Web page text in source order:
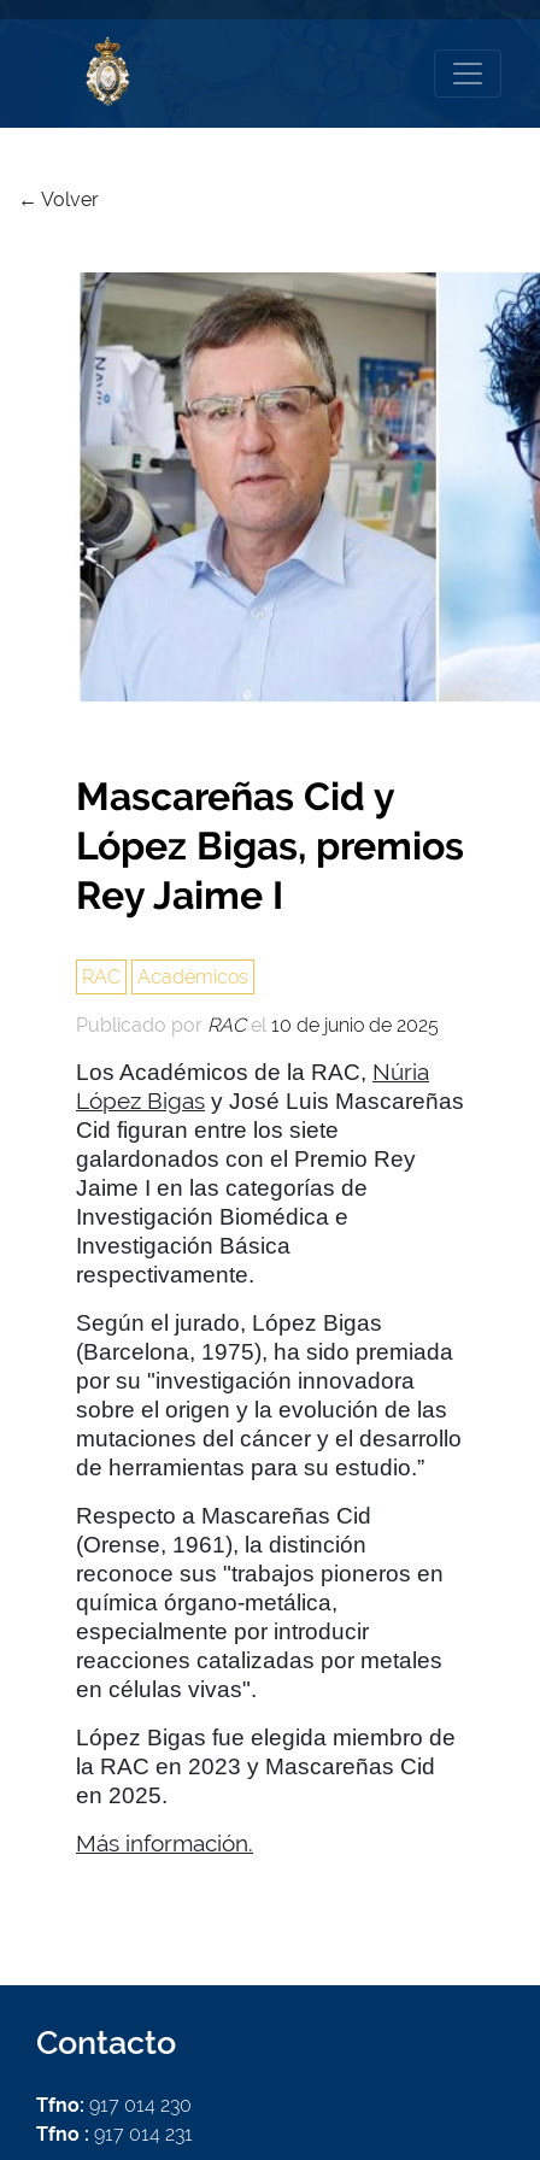
← Volver
Mascareñas Cid y
López Bigas, premios
Rey Jaime I
RAC Académicos
Publicado por RACel 10 de junio de 2025
Los Académicos de la RAC, Núria
López Bigas y José Luis Mascareñas
Cid figuran entre los siete
galardonados con el Premio Rey
Jaime I en las categorías de
Investigación Biomédica e
Investigación Básica
respectivamente.
Según el jurado, López Bigas
(Barcelona, 1975), ha sido premiada
por su "investigación innovadora
sobre el origen y la evolución de las
mutaciones del cáncer y el desarrollo
de herramientas para su estudio.”
Respecto a Mascareñas Cid
(Orense, 1961), la distinción
reconoce sus "trabajos pioneros en
química órgano-metálica,
especialmente por introducir
reacciones catalizadas por metales
en células vivas".
López Bigas fue elegida miembro de
la RAC en 2023 y Mascareñas Cid
en 2025.
Más información.
Contacto
Tfno: 917 014 230
Tfno : 917 014 231